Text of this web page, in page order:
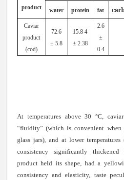
product
water protein fat
Caviar
product
(cod)
72.6
± 5.8
15.8 4
± 2.38
2.6
±
0.4
At temperatures above 30 °C,
“fluidity” (which is convenient
glass jars), and at lower
consistency significantly
product held its shape, had a
consistency and elasticity, taste